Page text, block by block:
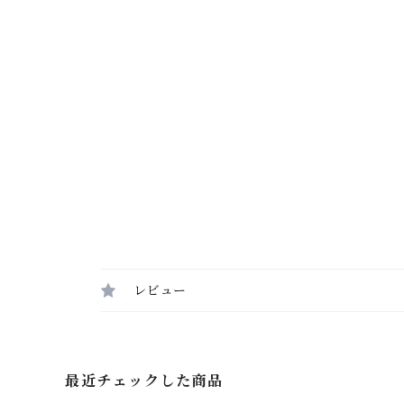
レビュー
最近チェックした商品